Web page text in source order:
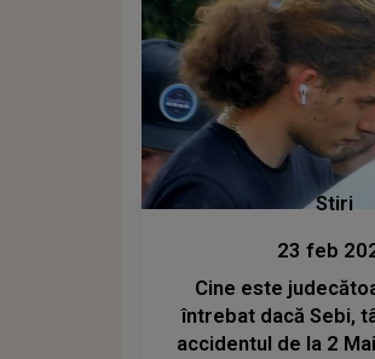
Stiri
23 feb
Cine este
întrebat dacă Sebi,
accidentul de la 2